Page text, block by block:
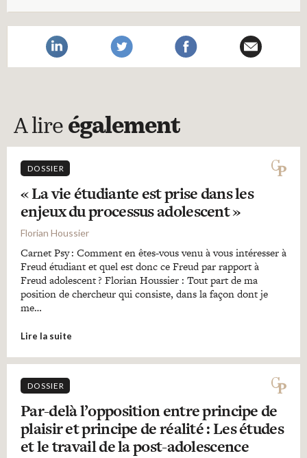
A lire également
DOSSIER
« La vie étudiante est prise dans les
enjeux du processus adolescent »
Florian Houssier
Carnet Psy : Comment en êtes-vous venu à vous intéresser à
Freud étudiant et quel est donc ce Freud par rapport à
Freud adolescent ? Florian Houssier : Tout part de ma
position de chercheur qui consiste, dans la façon dont je
me…
Lire la suite
DOSSIER
Par-delà l’opposition entre principe de
plaisir et principe de réalité : Les études
et le travail de la post-adolescence